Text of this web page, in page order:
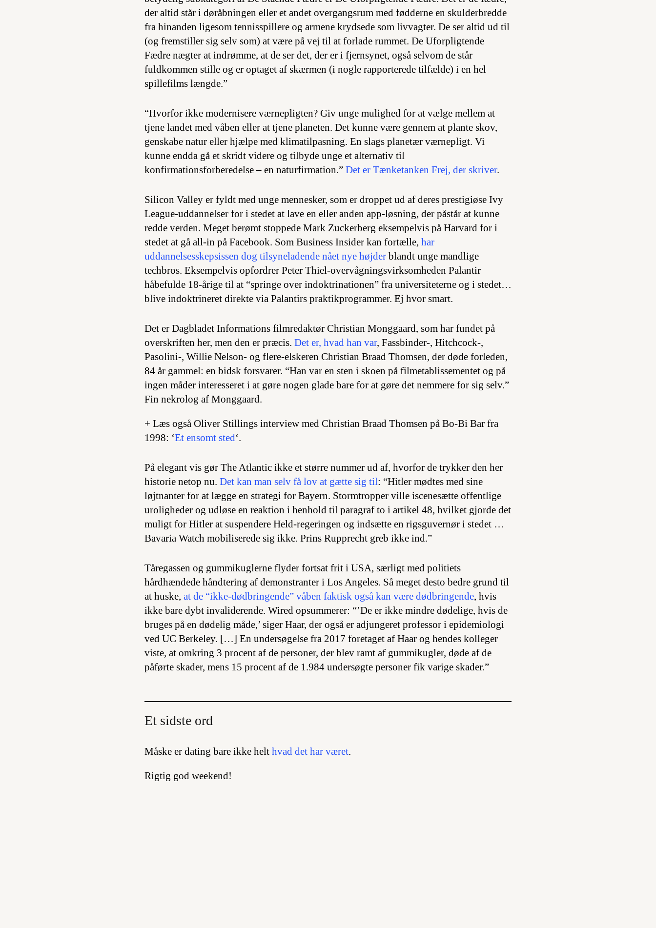
der altid står i døråbningen eller et andet overgangsrum med fødderne en skulderbredde
fra hinanden ligesom tennisspillere og armene krydsede som livvagter. De ser altid ud til
(og fremstiller sig selv som) at være på vej til at forlade rummet. De Uforpligtende
Fædre nægter at indrømme, at de ser det, der er i fjernsynet, også selvom de står
fuldkommen stille og er optaget af skærmen (i nogle rapporterede tilfælde) i en hel
spillefilms længde.”
“Hvorfor ikke modernisere værnepligten? Giv unge mulighed for at vælge mellem at
tjene landet med våben eller at tjene planeten. Det kunne være gennem at plante skov,
genskabe natur eller hjælpe med klimatilpasning. En slags planetær værnepligt. Vi
kunne endda gå et skridt videre og tilbyde unge et alternativ til
konfirmationsforberedelse – en naturfirmation.” Det er Tænketanken Frej, der skriver.
Silicon Valley er fyldt med unge mennesker, som er droppet ud af deres prestigiøse Ivy
League-uddannelser for i stedet at lave en eller anden app-løsning, der påstår at kunne
redde verden. Meget berømt stoppede Mark Zuckerberg eksempelvis på Harvard for i
stedet at gå all-in på Facebook. Som Business Insider kan fortælle, har
uddannelsesskepsissen dog tilsyneladende nået nye højder blandt unge mandlige
techbros. Eksempelvis opfordrer Peter Thiel-overvågningsvirksomheden Palantir
håbefulde 18-årige til at “springe over indoktrinationen” fra universiteterne og i stedet…
blive indoktrineret direkte via Palantirs praktikprogrammer. Ej hvor smart.
Det er Dagbladet Informations filmredaktør Christian Monggaard, som har fundet på
overskriften her, men den er præcis. Det er, hvad han var, Fassbinder-, Hitchcock-,
Pasolini-, Willie Nelson- og flere-elskeren Christian Braad Thomsen, der døde forleden,
84 år gammel: en bidsk forsvarer. “Han var en sten i skoen på filmetablissementet og på
ingen måder interesseret i at gøre nogen glade bare for at gøre det nemmere for sig selv.”
Fin nekrolog af Monggaard.
+ Læs også Oliver Stillings interview med Christian Braad Thomsen på Bo-Bi Bar fra
1998: ‘Et ensomt sted‘.
På elegant vis gør The Atlantic ikke et større nummer ud af, hvorfor de trykker den her
historie netop nu. Det kan man selv få lov at gætte sig til: “Hitler mødtes med sine
løjtnanter for at lægge en strategi for Bayern. Stormtropper ville iscenesætte offentlige
uroligheder og udløse en reaktion i henhold til paragraf to i artikel 48, hvilket gjorde det
muligt for Hitler at suspendere Held-regeringen og indsætte en rigsguvernør i stedet …
Bavaria Watch mobiliserede sig ikke. Prins Rupprecht greb ikke ind.”
Tåregassen og gummikuglerne flyder fortsat frit i USA, særligt med politiets
hårdhændede håndtering af demonstranter i Los Angeles. Så meget desto bedre grund til
at huske, at de “ikke-dødbringende” våben faktisk også kan være dødbringende, hvis
ikke bare dybt invaliderende. Wired opsummerer: “’De er ikke mindre dødelige, hvis de
bruges på en dødelig måde,’ siger Haar, der også er adjungeret professor i epidemiologi
ved UC Berkeley. […] En undersøgelse fra 2017 foretaget af Haar og hendes kolleger
viste, at omkring 3 procent af de personer, der blev ramt af gummikugler, døde af de
påførte skader, mens 15 procent af de 1.984 undersøgte personer fik varige skader.”
Et sidste ord
Måske er dating bare ikke helt hvad det har været.
Rigtig god weekend!